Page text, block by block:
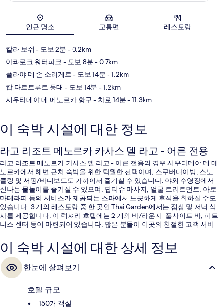
인근 명소 교통편 레스토랑
칼라 보쉬 - 도보 2분 - 0.2km
아콰로크 워터파크 - 도보 8분 - 0.7km
플라야 데 손 소리게르 - 도보 14분 - 1.2km
캅 다르트루트 등대 - 도보 14분 - 1.2km
시우타데야 데 메노르카 항구 - 차로 14분 - 11.3km
이 숙박 시설에 대한 정보
라고 리조트 메노르카 카사스 델 라고 - 어른 전용
라고 리조트 메노르카 카사스 델 라고 - 어른 전용의 경우 시우타데야 데 메
노르카에서 해변 근처 숙박을 위한 탁월한 선택이며, 스쿠버다이빙, 스노
클링 및 서핑/바디보드도 가까이서 즐기실 수 있습니다. 야외 수영장에서
신나는 물놀이를 즐기실 수 있으며, 딥티슈 마사지, 얼굴 트리트먼트, 아로
마테라피 등의 서비스가 제공되는 스파에서 느긋하게 휴식을 취하실 수도
있습니다. 3 개의 레스토랑 중 한 곳인 Thai Garden에서는 점심 및 저녁 식
사를 제공합니다. 이 럭셔리 호텔에는 2 개의 바/라운지, 풀사이드 바, 피트
니스 센터 등이 마련되어 있습니다. 많은 분들이 이곳의 친절한 고객 서비
이 숙박 시설에 대한 상세 정보
한눈에 살펴보기
호텔 규모
150개 객실